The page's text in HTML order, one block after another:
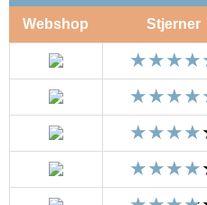
Webshop Stjerner